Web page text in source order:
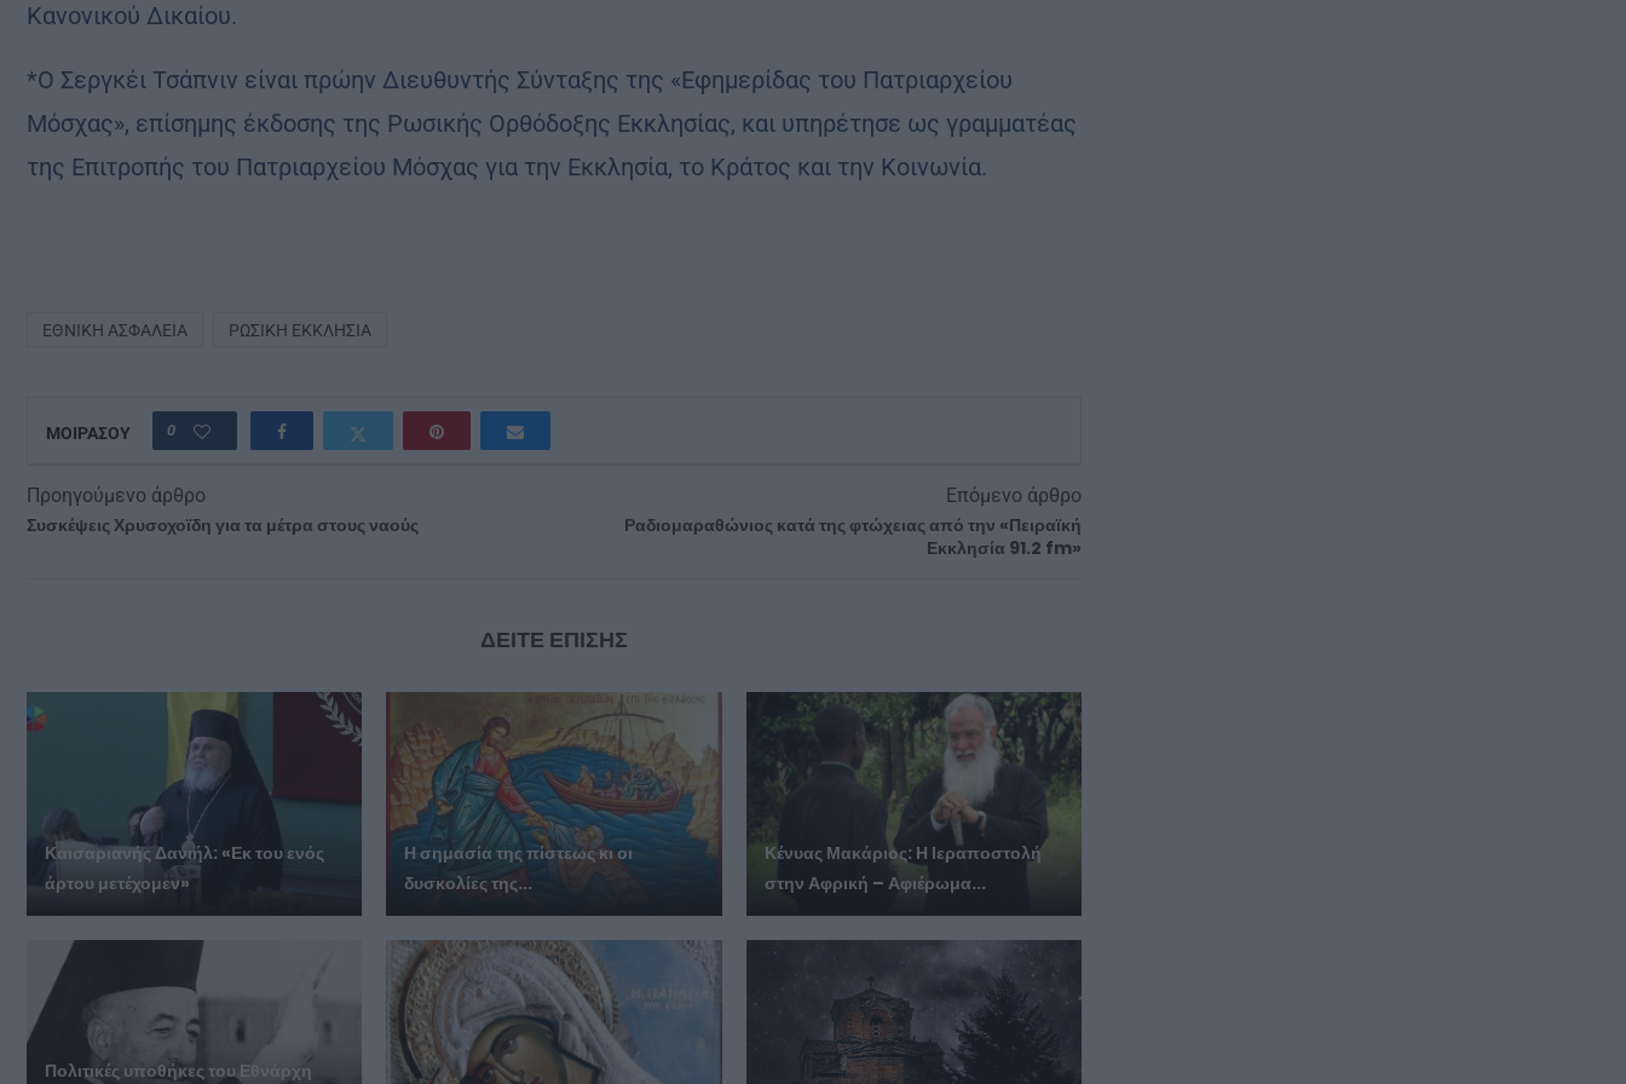
Κανονικού Δικαίου.
*Ο Σεργκέι Τσάπνιν είναι πρώην Διευθυντής Σύνταξης της «Εφημερίδας του Πατριαρχείου
Μόσχας», επίσημης έκδοσης της Ρωσικής Ορθόδοξης Εκκλησίας, και υπηρέτησε ως γραμματέας
της Επιτροπής του Πατριαρχείου Μόσχας για την Εκκλησία, το Κράτος και την Κοινωνία.
ΕΘΝΙΚΉ ΑΣΦΆΛΕΙΑ ΡΏΣΙΚΗ ΕΚΚΛΗΣΊΑ
ΜΟΙΡΑΣΟΥ 0
Προηγούμενο άρθρο
Συσκέψεις Χρυσοχοϊδη για τα μέτρα στους ναούς
Επόμενο άρθρο
Ραδιομαραθώνιος κατά της φτώχειας από την «Πειραϊκή
Εκκλησία 91.2 fm»
ΔΕΙΤΕ ΕΠΙΣΗΣ
Καισαριανής Δανιήλ: «Εκ του ενός
άρτου μετέχομεν»
Η σημασία της πίστεως κι οι
δυσκολίες της...
Κένυας Μακάριος: Η Ιεραποστολή
στην Αφρική – Αφιέρωμα...
Πολιτικές υποθήκες του Εθνάρχη